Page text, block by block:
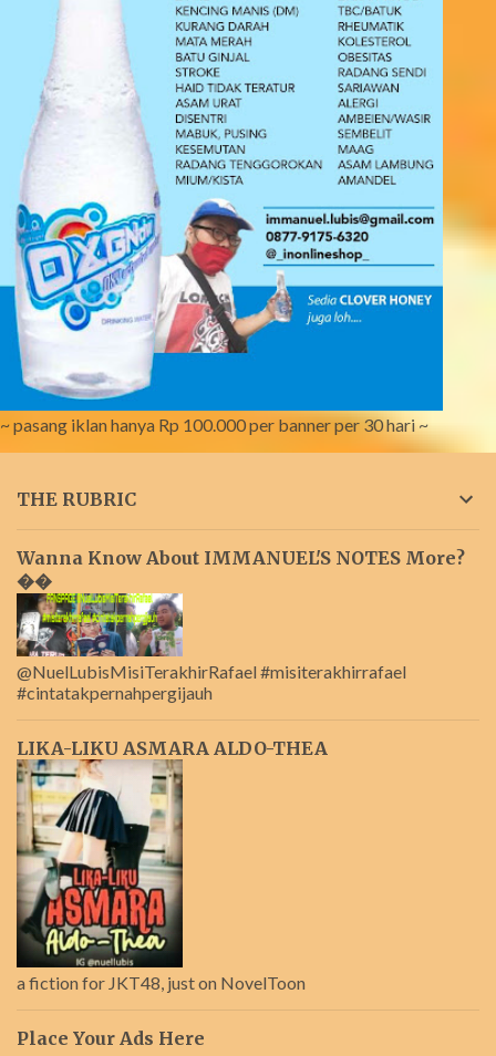
~ pasang iklan hanya Rp 100.000 per banner per 30 hari ~
THE RUBRIC
Wanna Know About IMMANUEL'S NOTES More?
��
@NuelLubisMisiTerakhirRafael #misiterakhirrafael
#cintatakpernahpergijauh
LIKA-LIKU ASMARA ALDO-THEA
a fiction for JKT48, just on NovelToon
Place Your Ads Here